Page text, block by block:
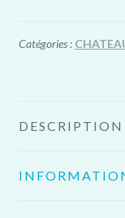
Catégories :
DESCRIPTION